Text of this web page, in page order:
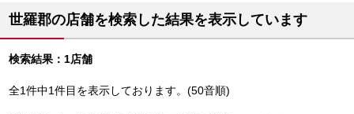
世羅郡の店舗を検索した結果を表示しています
検索結果：1店舗
全1件中1件目を表示しております。(50音順)